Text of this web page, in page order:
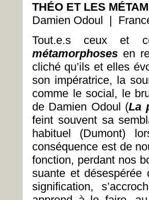
THÉO ET LES
Damien Odoul |
Tout.e.s ceux et
métamorphoses en
cliché qu’ils et elles
son impératrice, la
comme le social, le
de Damien Odoul (La
feint souvent sa
habituel (Dumont)
conséquence est de
fonction, perdant nos
suante et
signification,